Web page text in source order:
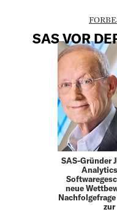
SAS VOR
SAS-Gründer
neue
zur